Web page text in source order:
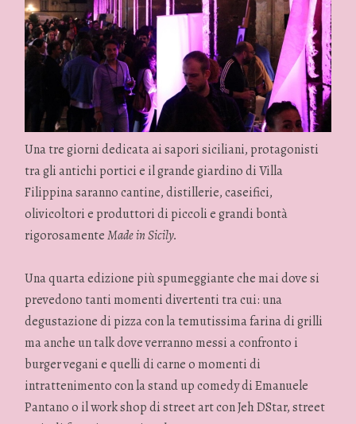
Una tre giorni dedicata ai sapori siciliani, protagonisti
tra gli antichi portici e il grande giardino di Villa
Filippina saranno cantine, distillerie, caseifici,
olivicoltori e produttori di piccoli e grandi bontà
rigorosamenteMade in Sicily.
Una quarta edizione più spumeggiante che mai dove si
prevedono tanti momenti divertenti tra cui: una
degustazione di pizza con la temutissima farina di grilli
ma anche un talk dove verranno messi a confronto i
burger vegani e quelli di carne o momenti di
intrattenimento con la stand up comedy di Emanuele
Pantano o il work shop di street art con Jeh DStar, street